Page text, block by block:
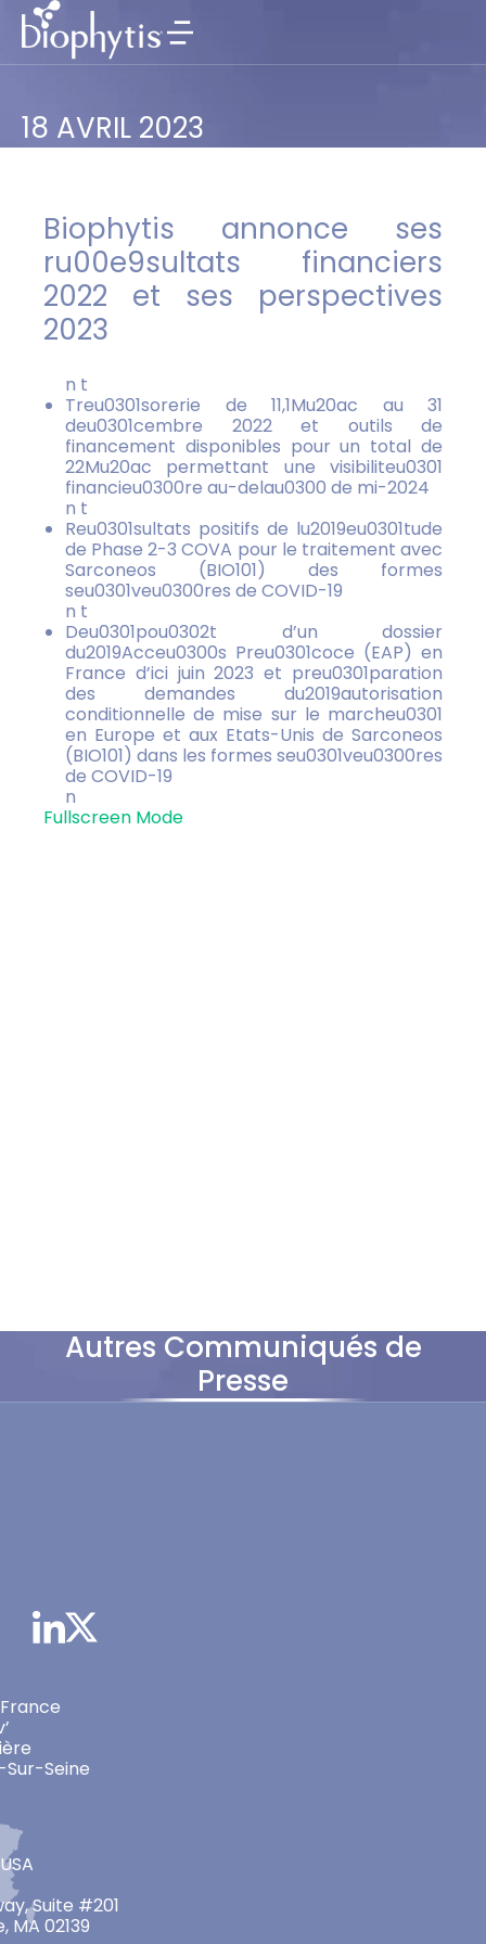
18 AVRIL 2023
Biophytis annonce ses
ru00e9sultats financiers
2022 et ses perspectives
2023
n t
Treu0301sorerie de 11,1Mu20ac au 31
deu0301cembre 2022 et outils de
financement disponibles pour un total de
22Mu20ac permettant une visibiliteu0301
financieu0300re au-delau0300 de mi-2024
n t
Reu0301sultats positifs de lu2019eu0301tude
de Phase 2-3 COVA pour le traitement avec
Sarconeos (BIO101) des formes
seu0301veu0300res de COVID-19
n t
Deu0301pou0302t d’un dossier
du2019Acceu0300s Preu0301coce (EAP) en
France d’ici juin 2023 et preu0301paration
des demandes du2019autorisation
conditionnelle de mise sur le marcheu0301
en Europe et aux Etats-Unis de Sarconeos
(BIO101) dans les formes seu0301veu0300res
de COVID-19
n
Fullscreen Mode
Autres Communiqués de
Presse
France
Seine
Suite #201
MA 02139